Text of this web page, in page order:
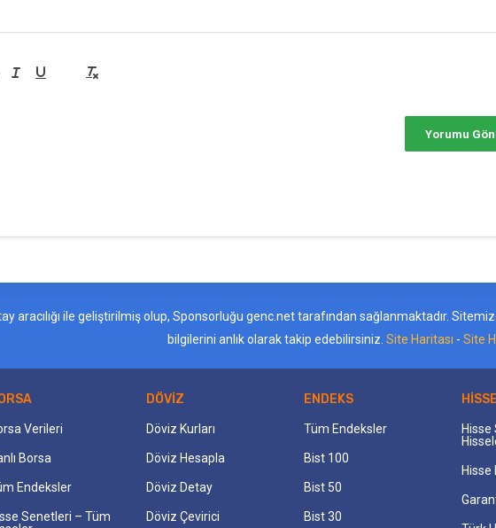
aracılığı ile geliştirilmiş olup, Sponsorluğu genc.net tarafından sağlanmaktadır.
bilgilerini anlık olarak takip edebilirsiniz. Site Haritası - Site
Verileri
Borsa
Endeksler
Senetleri – Tüm
DÖVİZ
Döviz Kurları
Döviz Hesapla
Döviz Detay
Döviz Çevirici
ENDEKS
Tüm Endeksler
Bist 100
Bist 50
Bist 30
HİSSE
Hisse